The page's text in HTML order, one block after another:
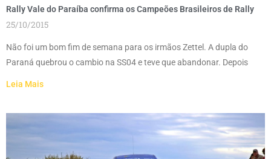
Rally Vale do Paraíba confirma os Campeões Brasileiros de Rally
25/10/2015
Não foi um bom fim de semana para os irmãos Zettel. A dupla do
Paraná quebrou o cambio na SS04 e teve que abandonar. Depois
Leia Mais